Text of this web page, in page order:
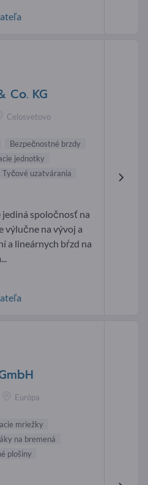
Co. KG
Celosvetovo
Bezpečnostné brzdy
jednotky
Tyčové uzatvárania
jediná spoločnosť na
výlučne na vývoj a
a lineárnych bŕzd na
Európa
mriežky
na bremená
plošiny